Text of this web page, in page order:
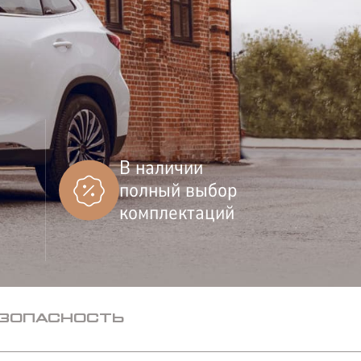
КОРПОРАТИВНЫМ
КЛИЕНТАМ
В наличии
полный выбор
комплектаций